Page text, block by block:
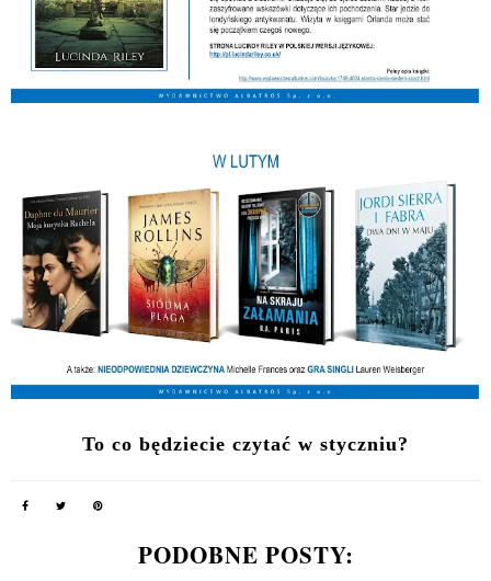
To co będziecie czytać w styczniu?
PODOBNE POSTY: